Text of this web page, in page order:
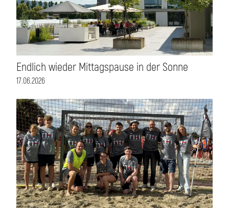
Endlich wieder Mittagspause in der Sonne
17.06.2026